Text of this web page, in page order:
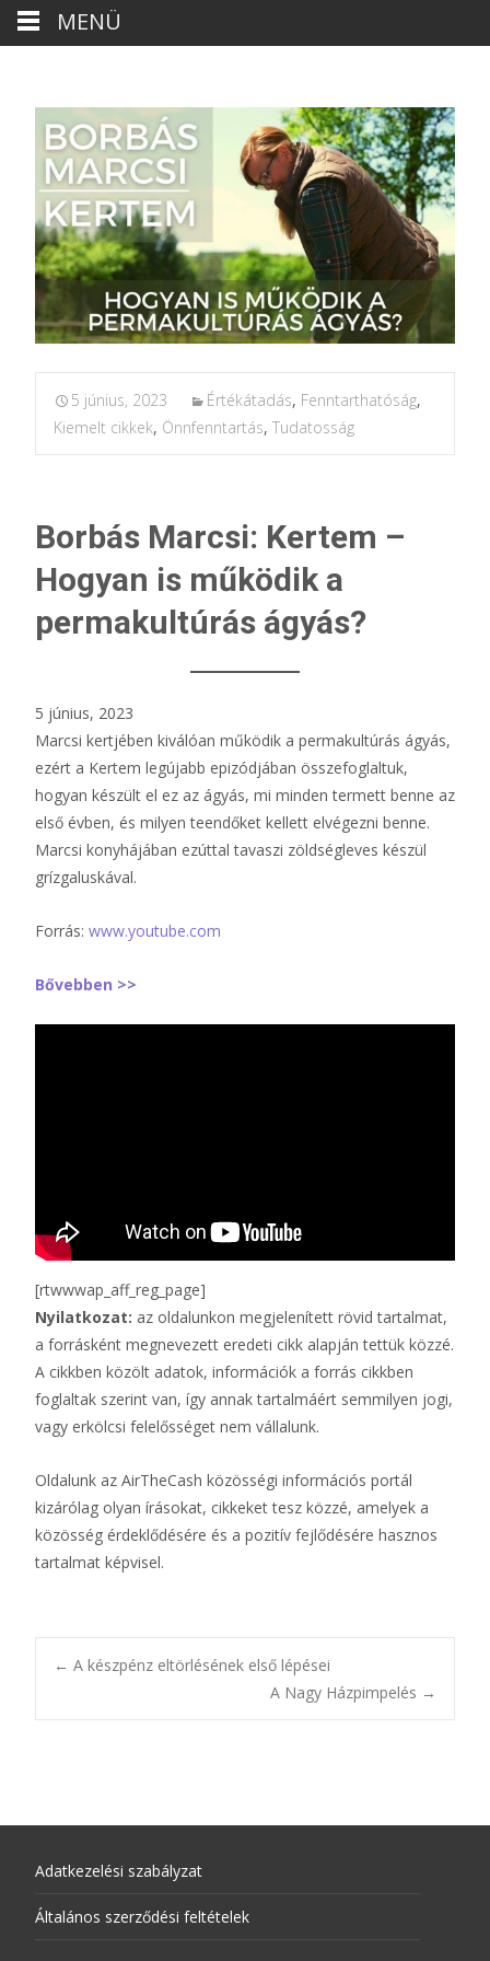
5 június, 2023 Értékátadás, Fenntarthatóság,
Kiemelt cikkek, Önnfenntartás, Tudatosság
Borbás Marcsi: Kertem –
Hogyan is működik a
permakultúrás ágyás?
5 június, 2023
Marcsi kertjében kiválóan működik a permakultúrás ágyás,
ezért a Kertem legújabb epizódjában összefoglaltuk,
hogyan készült el ez az ágyás, mi minden termett benne az
első évben, és milyen teendőket kellett elvégezni benne.
Marcsi konyhájában ezúttal tavaszi zöldségleves készül
grízgaluskával.
Forrás: www.youtube.com
Bővebben >>
[rtwwwap_aff_reg_page]
Nyilatkozat: az oldalunkon megjelenített rövid tartalmat,
a forrásként megnevezett eredeti cikk alapján tettük közzé.
A cikkben közölt adatok, információk a forrás cikkben
foglaltak szerint van, így annak tartalmáért semmilyen jogi,
vagy erkölcsi felelősséget nem vállalunk.
Oldalunk az AirTheCash közösségi információs portál
kizárólag olyan írásokat, cikkeket tesz közzé, amelyek a
közösség érdeklődésére és a pozitív fejlődésére hasznos
tartalmat képvisel.
← A készpénz eltörlésének első lépései
A Nagy Házpimpelés →
Adatkezelési szabályzat
Általános szerződési feltételek
MENÜ